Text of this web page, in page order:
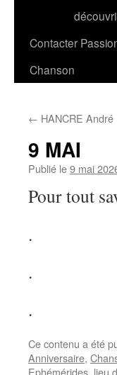
Contacter
Chanson
← HANCRE André
9 MAI
Publié le9 mai
Pour tout
.
.
.
Ce contenu a été
Anniversaire,
Ephémérides, lieu